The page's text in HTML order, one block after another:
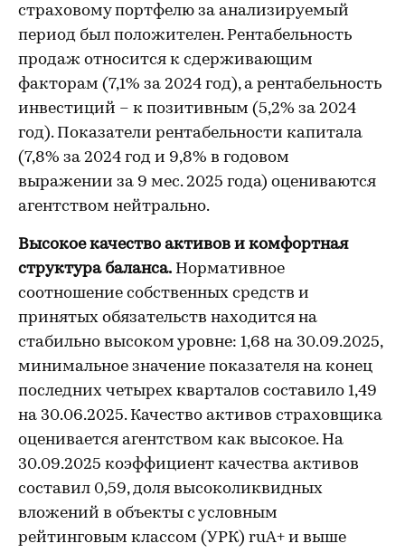
страховому портфелю за анализируемый
период был положителен. Рентабельность
продаж относится к сдерживающим
факторам (7,1% за 2024 год), а рентабельность
инвестиций – к позитивным (5,2% за 2024
год). Показатели рентабельности капитала
(7,8% за 2024 год и 9,8% в годовом
выражении за 9 мес. 2025 года) оцениваются
агентством нейтрально.
Высокое качество активов и комфортная
структура баланса. Нормативное
соотношение собственных средств и
принятых обязательств находится на
стабильно высоком уровне: 1,68 на 30.09.2025,
минимальное значение показателя на конец
последних четырех кварталов составило 1,49
на 30.06.2025. Качество активов страховщика
оценивается агентством как высокое. На
30.09.2025 коэффициент качества активов
составил 0,59, доля высоколиквидных
вложений в объекты с условным
рейтинговым классом (УРК) ruА+ и выше